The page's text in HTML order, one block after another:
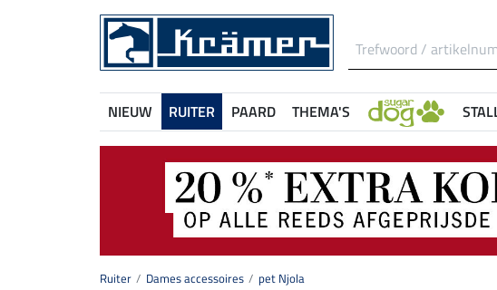
NIEUW RUITER PAARD THEMA'S
Ruiter Dames accessoires pet Njola